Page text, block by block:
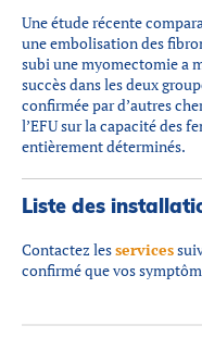
Une étude récente
une embolisation des
subi une myomectomie a
succès dans les deux
confirmée par d’autres
l’EFU sur la capacité des
entièrement déterminés.
Liste des
Contactez lesservices
confirmé que vos